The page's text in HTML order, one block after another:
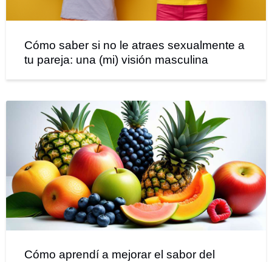
Cómo saber si no le atraes sexualmente a
tu pareja: una (mi) visión masculina
Cómo aprendí a mejorar el sabor del